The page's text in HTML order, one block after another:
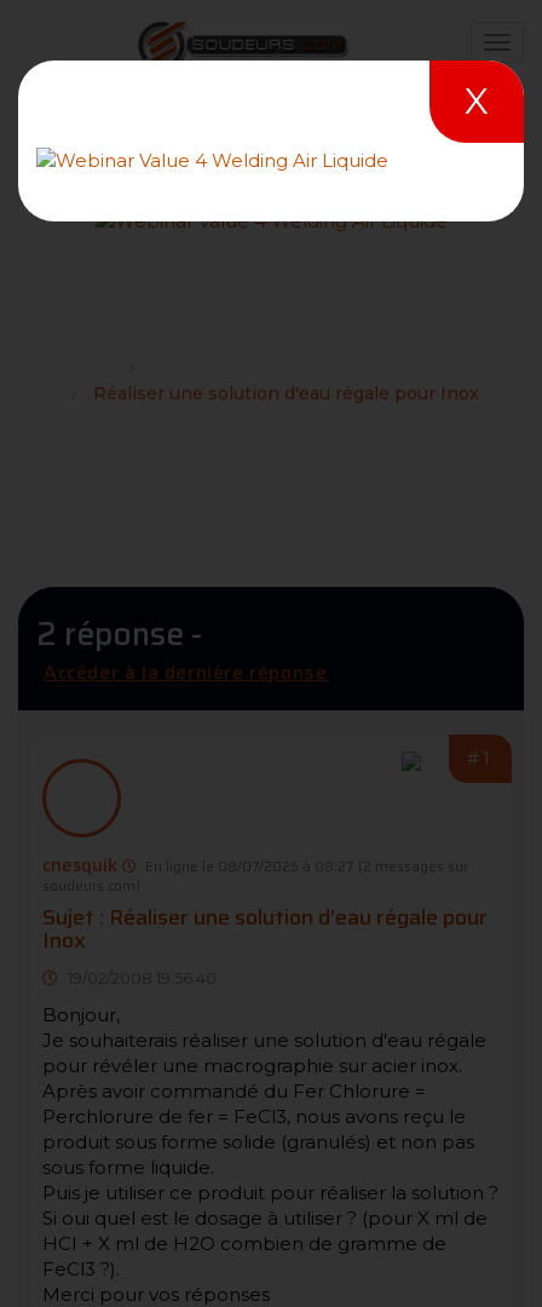
Réaliser une solution d'eau régale pour Inox
2 réponse -
Accéder à la dernière réponse
#1
cnesquik En ligne le 08/07/2025 à 08:27 (2 messages sur
soudeurs.com)
Sujet : Réaliser une solution d'eau régale pour
Inox
19/02/2008 19:56:40
Bonjour,
Je souhaiterais réaliser une solution d'eau régale
pour révéler une macrographie sur acier inox.
Après avoir commandé du Fer Chlorure =
Perchlorure de fer = FeCl3, nous avons reçu le
produit sous forme solide (granulés) et non pas
sous forme liquide.
Puis je utiliser ce produit pour réaliser la solution ?
Si oui quel est le dosage à utiliser ? (pour X ml de
HCI + X ml de H2O combien de gramme de
FeCl3 ?).
Merci pour vos réponses
X